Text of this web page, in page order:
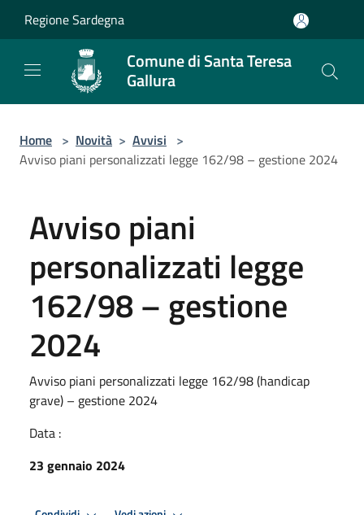
Regione Sardegna
Comune di Santa Teresa
Gallura
Home > Novità > Avvisi >
Avviso piani personalizzati legge 162/98 – gestione 2024
Avviso piani
personalizzati legge
162/98 – gestione
2024
Avviso piani personalizzati legge 162/98 (handicap
grave) – gestione 2024
Data :
23 gennaio 2024